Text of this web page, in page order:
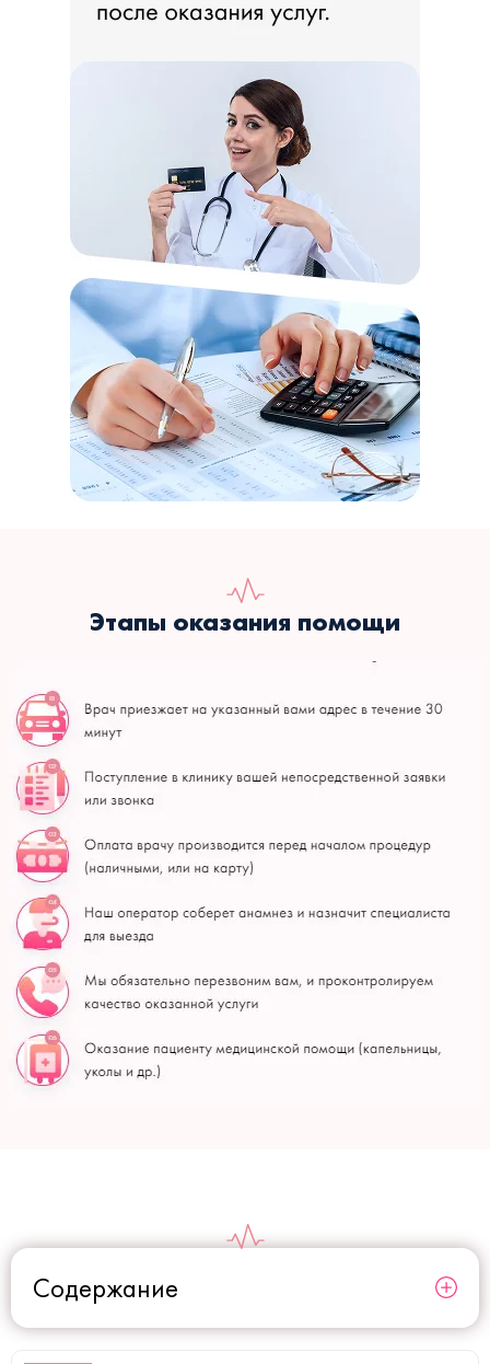
Этапы оказания помощи
Содержание